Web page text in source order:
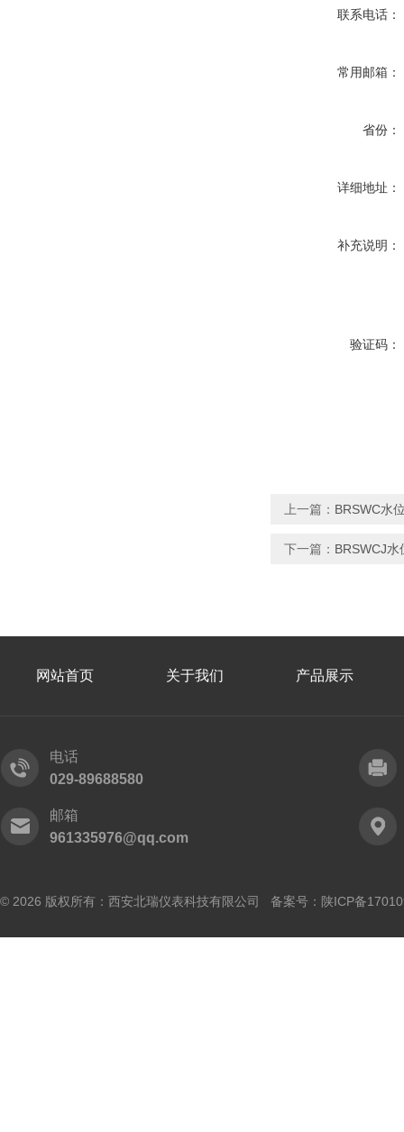
联系电话：
常用邮箱：
省份：
详细地址：
补充说明：
验证码：
上一篇： BRSWC水
下一篇： BRSWCJ水
网站首页 关于我们 产品展示
电话
029-89688580
邮箱
961335976@qq.com
© 2026 版权所有：西安北瑞仪表科技有限公司 备案号： 陕ICP备